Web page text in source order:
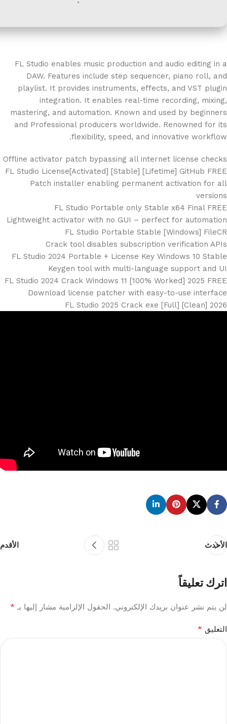
FL Studio enables music production and audio editing in a
DAW. Features include step sequencer, piano roll, and
playlist. It provides instruments, effects, and VST plugin
integration. It enables real-time recording, mixing,
mastering, and automation. Known and used by beginners
and Professional producers worldwide. Renowned for its
flexibility, speed, and innovative workflow.
Offline activator patch bypassing all internet license checks
FL Studio License[Activated] [Stable] [Lifetime] GitHub FREE
Patch installer enabling permanent activation for all
versions
FL Studio Portable only Stable x64 Final FREE
Lightweight activator with no GUI – perfect for automation
FL Studio Portable Stable [Windows] FileCR
Crack tool disables subscription verification APIs
FL Studio 2024 Portable + License Key Windows 10 Stable
Keygen tool with multi-language support and UI
FL Studio 2024 Crack Windows 11 [100% Worked] 2025 FREE
Download license patcher with easy-to-use interface
FL Studio 2025 Crack exe [Full] [Clean] 2026
الأحدث الأقدم
اترك تعليقاً
لن يتم نشر عنوان بريدك الإلكتروني. الحقول الإلزامية مشار إليها بـ *
التعليق *